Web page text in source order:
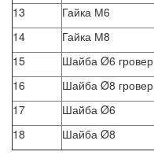
13
Гайка М6
14
Гайка М8
15
Шайба Ø6 гровер
16
Шайба Ø8 гровер
17
Шайба Ø6
18
Шайба Ø8